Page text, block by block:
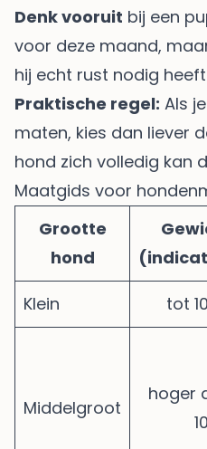
Denk vooruit bij een
voor deze maand,
hij echt rust nodig
Praktische regel: Als
maten, kies dan liever
hond zich volledig kan
Maatgids voor
Grootte
hond
Klein tot
Middelgroot
hoger